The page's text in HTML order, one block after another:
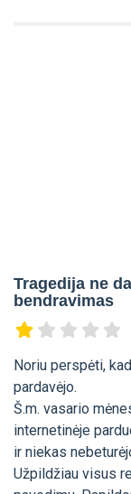
Tragedija ne
bendravimas
Noriu perspėti,
pardavėjo.
Š.m. vasario
internetinėje
ir niekas
Užpildžiau visus